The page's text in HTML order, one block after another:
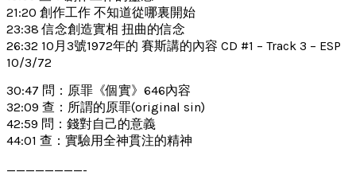
21:20 創作工作 不知道從哪裏開始
23:38 信念創造實相 扭曲的信念
26:32 10月3號1972年的 賽斯講的內容 CD #1 – Track 3 – ESP
10/3/72
30:47 問：原罪《個實》646內容
32:09 查：所謂的原罪(original sin)
42:59 問：錢對自己的意義
44:01 查：實驗用全神貫注的精神
————————-